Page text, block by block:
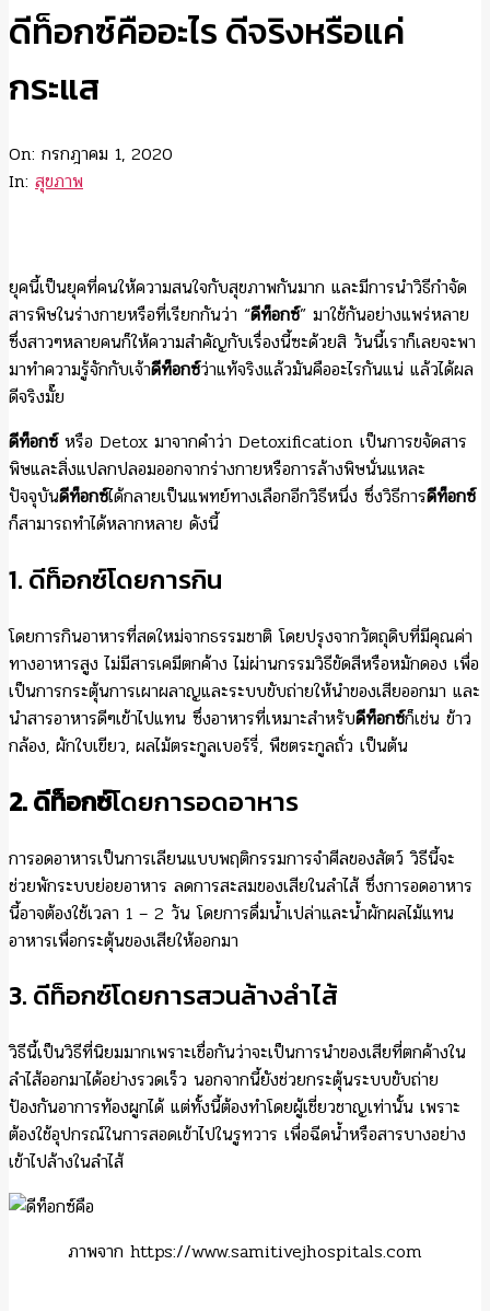
ดีท็อกซ์คืออะไร ดีจริงหรือแค่
กระแส
On: กรกฎาคม 1, 2020
In: สุขภาพ
ยุคนี้เป็นยุคที่คนให้ความสนใจกับสุขภาพกันมาก และมีการนำวิธีกำจัด
สารพิษในร่างกายหรือที่เรียกกันว่า “ดีท็อกซ์” มาใช้กันอย่างแพร่หลาย
ซึ่งสาวๆหลายคนก็ให้ความสำคัญกับเรื่องนี้ซะด้วยสิ วันนี้เราก็เลยจะพา
มาทำความรู้จักกับเจ้าดีท็อกซ์ว่าแท้จริงแล้วมันคืออะไรกันแน่ แล้วได้ผล
ดีจริงมั๊ย
ดีท็อกซ์หรือ Detox มาจากคำว่า Detoxification เป็นการขจัดสาร
พิษและสิ่งแปลกปลอมออกจากร่างกายหรือการล้างพิษนั่นแหละ
ปัจจุบันดีท็อกซ์ได้กลายเป็นแพทย์ทางเลือกอีกวิธีหนึ่ง ซึ่งวิธีการดีท็อกซ์
ก็สามารถทำได้หลากหลาย ดังนี้
1. ดีท็อกซ์โดยการกิน
โดยการกินอาหารที่สดใหม่จากธรรมชาติ โดยปรุงจากวัตถุดิบที่มีคุณค่า
ทางอาหารสูง ไม่มีสารเคมีตกค้าง ไม่ผ่านกรรมวิธีขัดสีหรือหมักดอง เพื่อ
เป็นการกระตุ้นการเผาผลาญและระบบขับถ่ายให้นำของเสียออกมา และ
นำสารอาหารดีๆเข้าไปแทน ซึ่งอาหารที่เหมาะสำหรับดีท็อกซ์ก็เช่น ข้าว
กล้อง, ผักใบเขียว, ผลไม้ตระกูลเบอร์รี่, พืชตระกูลถั่ว เป็นต้น
2. ดีท็อกซ์โดยการอดอาหาร
การอดอาหารเป็นการเลียนแบบพฤติกรรมการจำศีลของสัตว์ วิธีนี้จะ
ช่วยพักระบบย่อยอาหาร ลดการสะสมของเสียในลำไส้ ซึ่งการอดอาหาร
นี้อาจต้องใช้เวลา 1 – 2 วัน โดยการดื่มน้ำเปล่าและน้ำผักผลไม้แทน
อาหารเพื่อกระตุ้นของเสียให้ออกมา
3. ดีท็อกซ์โดยการสวนล้างลำไส้
วิธีนี้เป็นวิธีที่นิยมมากเพราะเชื่อกันว่าจะเป็นการนำของเสียที่ตกค้างใน
ลำไส้ออกมาได้อย่างรวดเร็ว นอกจากนี้ยังช่วยกระตุ้นระบบขับถ่าย
ป้องกันอาการท้องผูกได้ แต่ทั้งนี้ต้องทำโดยผู้เชี่ยวชาญเท่านั้น เพราะ
ต้องใช้อุปกรณ์ในการสอดเข้าไปในรูทวาร เพื่อฉีดน้ำหรือสารบางอย่าง
เข้าไปล้างในลำไส้
ภาพจาก https://www.samitivejhospitals.com